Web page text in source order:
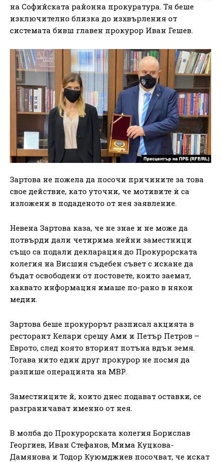
на Софийската районна прокуратура. Тя беше
изключително близка до изхвърления от
системата бивш главен прокурор Иван Гешев.
Зартова не пожела да посочи причините за това
свое действие, като уточни, че мотивите ѝ са
изложени в подаденото от нея заявление.
Невена Зартова каза, че не знае и не може да
потвърди дали четирима нейни заместници
също са подали декларация до Прокурорската
колегия на Висшия съдебен съвет с искане да
бъдат освободени от постовете, които заемат,
каквато информация имаше по-рано в някои
медии.
Зартова беше прокурорът разписал акцията в
ресторант Келари срещу Ами и Петър Петров –
Еврото, след която вторият потъна вдън земя.
Тогава нито един друг прокурор не посмя да
разпише операцията на МВР.
Заместниците й, които днес подават оставки, се
разграничават именно от нея.
В молба до Прокурорската колегия Борислав
Георгиев, Иван Стефанов, Мима Куцкова-
Дамянова и Тодор Куюмджиев посочват, че искат